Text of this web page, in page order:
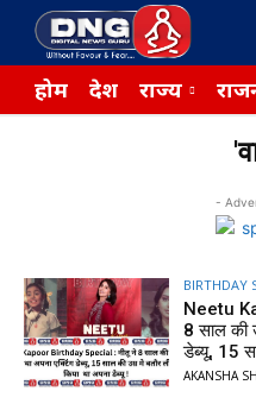
होम देश राज्य
-
BIRTHDAY
Neetu
8 साल की
डेब्यू, 15
AKANSHA